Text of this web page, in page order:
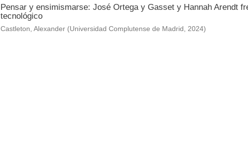
Pensar y ensimismarse: José Ortega y Gasset y Hannah Arendt
tecnológico
Castleton, Alexander (Universidad Complutense de Madrid , 2024)